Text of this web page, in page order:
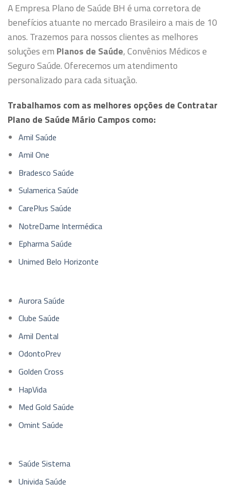
A Empresa Plano de Saúde BH é uma corretora de
benefícios atuante no mercado Brasileiro a mais de 10
anos. Trazemos para nossos clientes as melhores
soluções em Planos de Saúde, Convênios Médicos e
Seguro Saúde. Oferecemos um atendimento
personalizado para cada situação.
Trabalhamos com as melhores opções de Contratar
Plano de Saúde Mário Campos como:
Amil Saúde
Amil One
Bradesco Saúde
Sulamerica Saúde
CarePlus Saúde
NotreDame Intermédica
Epharma Saúde
Unimed Belo Horizonte
Aurora Saúde
Clube Saúde
Amil Dental
OdontoPrev
Golden Cross
HapVida
Med Gold Saúde
Omint Saúde
Saúde Sistema
Univida Saúde